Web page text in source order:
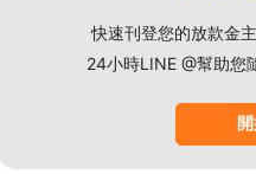
快速刊登您的放款金
24小時LINE @幫助您
開